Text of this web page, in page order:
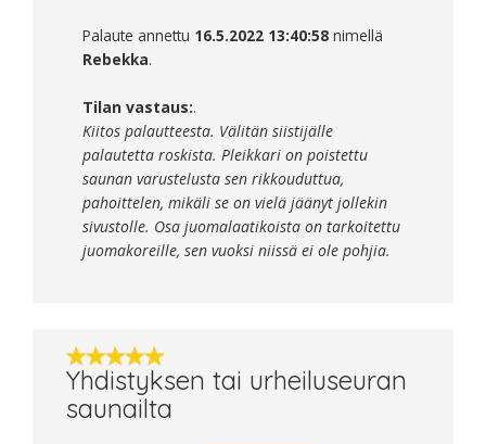
Palaute annettu 16.5.2022 13:40:58 nimellä
Rebekka.
Tilan vastaus:.
Kiitos palautteesta. Välitän siistijälle
palautetta roskista. Pleikkari on poistettu
saunan varustelusta sen rikkouduttua,
pahoittelen, mikäli se on vielä jäänyt jollekin
sivustolle. Osa juomalaatikoista on tarkoitettu
juomakoreille, sen vuoksi niissä ei ole pohjia.
Yhdistyksen tai urheiluseuran
saunailta